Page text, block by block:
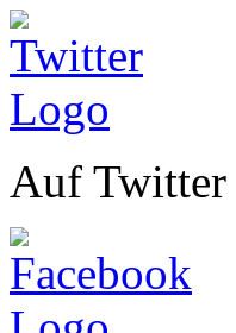
Auf Twitter